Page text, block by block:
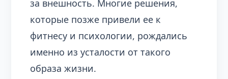
за внешность. Многие решения,
которые позже привели ее к
фитнесу и психологии, рождались
именно из усталости от такого
образа жизни.